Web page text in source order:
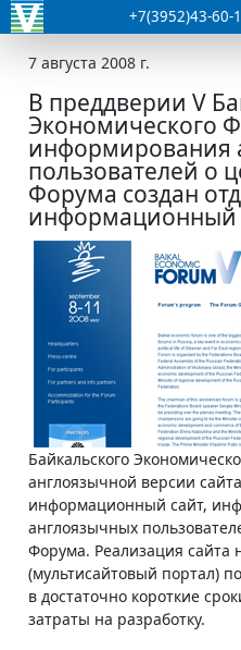
+7(3952)43-60-
7 августа 2008 г.
В преддверии V
Экономического
информирования
пользователей о
Форума создан
информационный
Байкальского
англоязычной версии
информационный сайт,
англоязычных
Форума. Реализация сайта
(мультисайтовый портал)
в достаточно короткие
затраты на разработку.